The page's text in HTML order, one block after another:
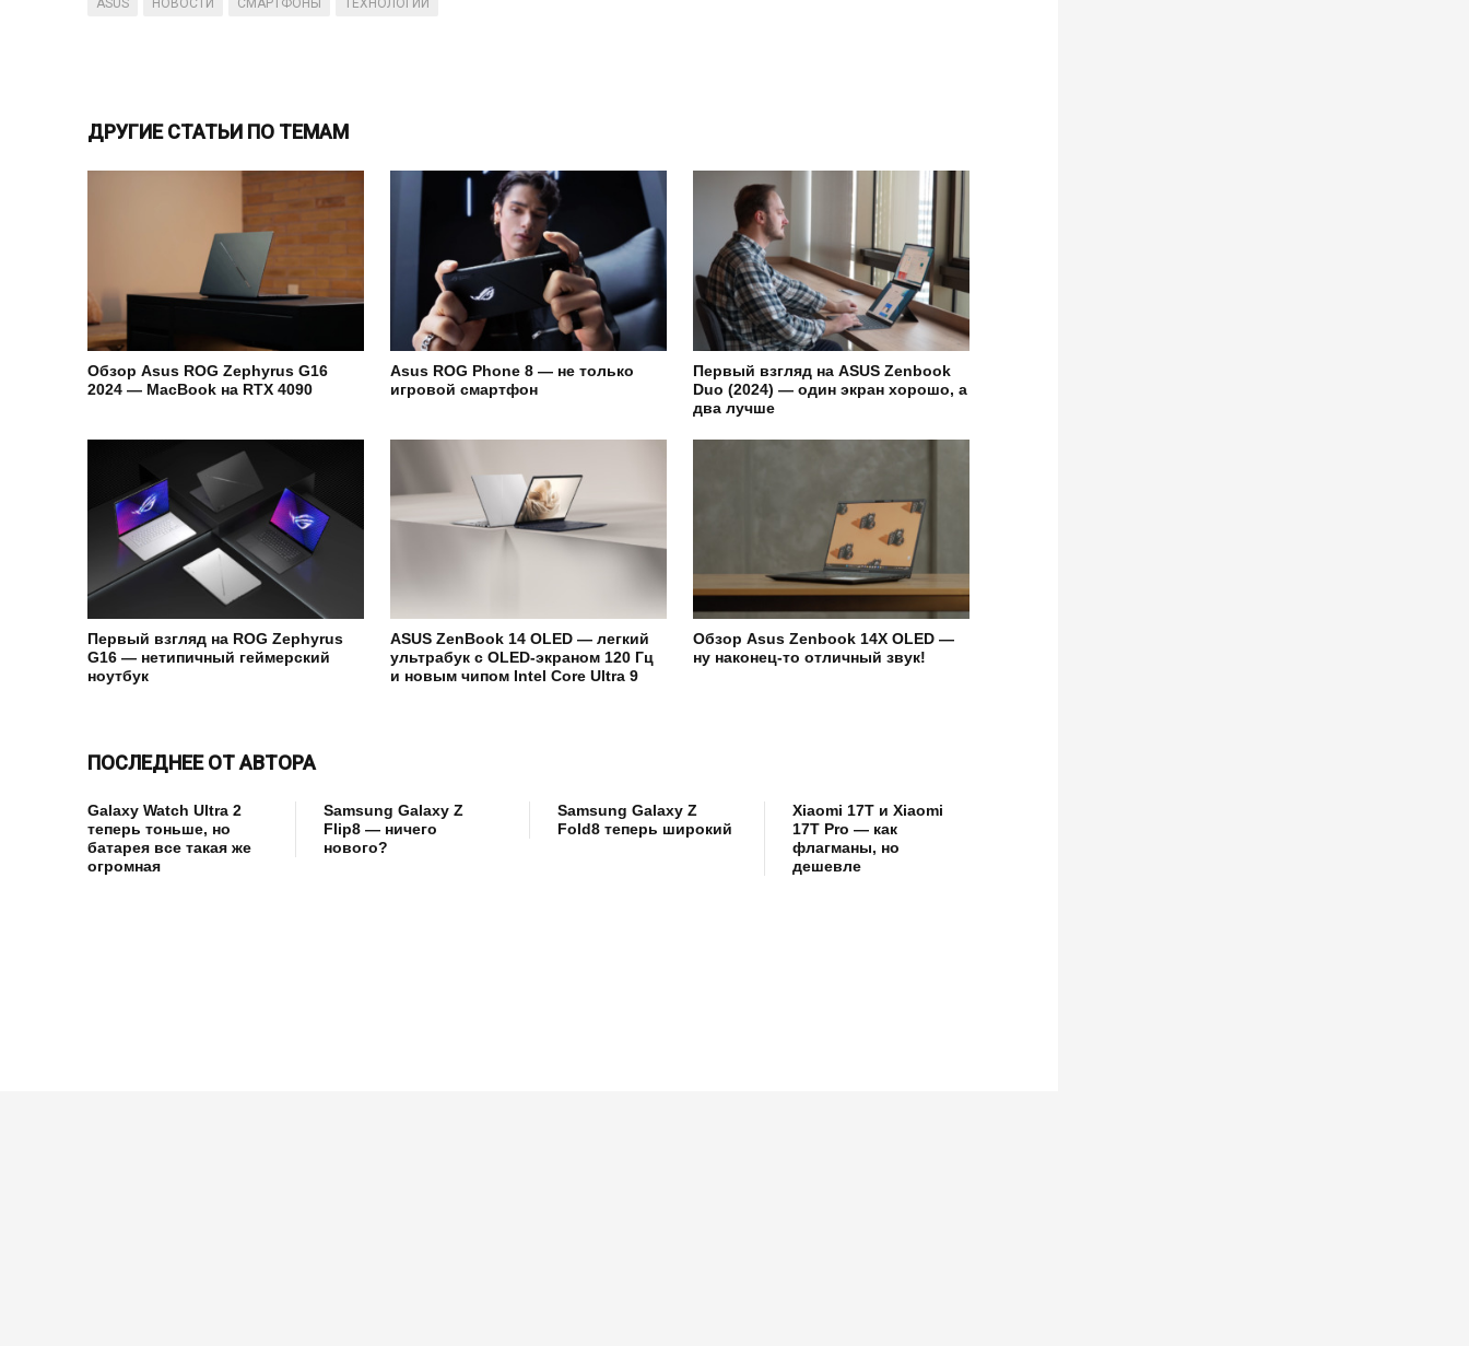
ASUS НОВОСТИ СМАРТФОНЫ ТЕХНОЛОГИИ
ДРУГИЕ СТАТЬИ ПО ТЕМАМ
Обзор Asus ROG Zephyrus G16
2024 — MacBook на RTX 4090
Asus ROG Phone 8 — не только
игровой смартфон
Первый взгляд на ASUS Zenbook
Duo (2024) — один экран хорошо, а
два лучше
Первый взгляд на ROG Zephyrus
G16 — нетипичный геймерский
ноутбук
ASUS ZenBook 14 OLED — легкий
ультрабук с OLED-экраном 120 Гц
и новым чипом Intel Core Ultra 9
Обзор Asus Zenbook 14X OLED —
ну наконец-то отличный звук!
ПОСЛЕДНЕЕ ОТ АВТОРА
Galaxy Watch Ultra 2
теперь тоньше, но
батарея все такая же
огромная
Samsung Galaxy Z
Flip8 — ничего
нового?
Samsung Galaxy Z
Fold8 теперь широкий
Xiaomi 17T и Xiaomi
17T Pro — как
флагманы, но
дешевле